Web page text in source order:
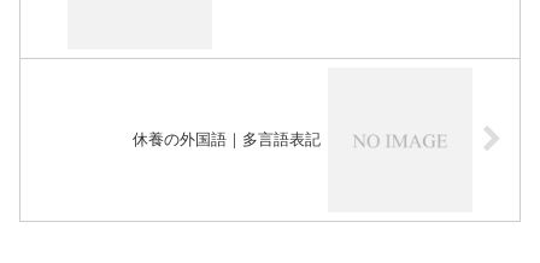
休養の外国語｜多言語表記